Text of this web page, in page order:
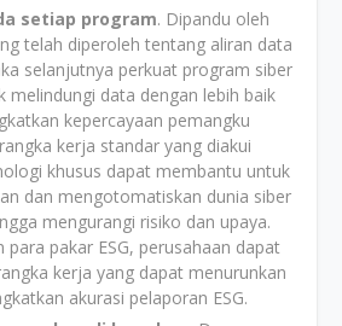
setiap program. Dipandu oleh
telah diperoleh tentang aliran data
selanjutnya perkuat program siber
melindungi data dengan lebih baik
kepercayaan pemangku
kerja standar yang diakui
khusus dapat membantu untuk
dan mengotomatiskan dunia siber
mengurangi risiko dan upaya.
para pakar ESG, perusahaan dapat
kerja yang dapat menurunkan
akurasi pelaporan ESG.